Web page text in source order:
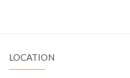
LOCATION